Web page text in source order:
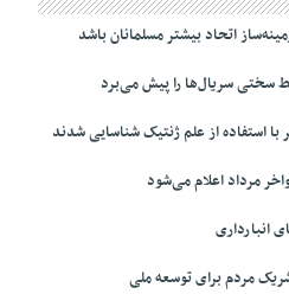
اتحاد بیشتر مسلمانان باشد
سختی سریال‌ها را پیش می‌برد
مردم برای توسعه ملی